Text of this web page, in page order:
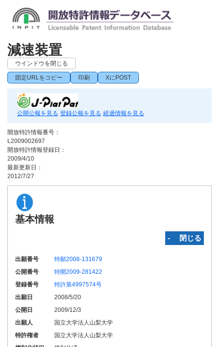
減速装置
ウインドウを閉じる
固定URLをコピー 印刷 XにPOST
公開公報を見る 登録公報を見る 経過情報を見る
開放特許情報番号：
L2009002697
開放特許情報登録日：
2009/4/10
最新更新日：
2012/7/27
基本情報
‐ 閉じる
出願番号
特願2008-131679
公開番号
特開2009-281422
登録番号
特許第4997574号
出願日
2008/5/20
公開日
2009/12/3
出願人
国立大学法人山梨大学
特許権者
国立大学法人山梨大学